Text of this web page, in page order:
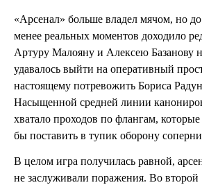
«Арсенал» больше владел мячом, но
менее реальных моментов доходило
Артуру Малояну и Алексею Базанову
удавалось выйти на оперативный
настоящему потревожить Бориса
Насыщенной средней линии
хватало проходов по флангам,
бы поставить в тупик оборону
В целом игра получилась равной,
не заслуживали поражения. Во второй